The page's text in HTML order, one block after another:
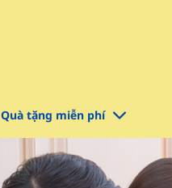
Quà tặng miễn phí